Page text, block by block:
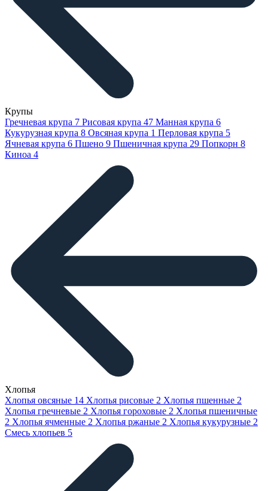
Крупы
Гречневая крупа 7 Рисовая крупа 47 Манная крупа 6
Кукурузная крупа 8 Овсяная крупа 1 Перловая крупа 5
Ячневая крупа 6 Пшено 9 Пшеничная крупа 29 Попкорн 8
Киноа 4
Хлопья
Хлопья овсяные 14 Хлопья рисовые 2 Хлопья пшенные 2
Хлопья гречневые 2 Хлопья гороховые 2 Хлопья пшеничные
2 Хлопья ячменные 2 Хлопья ржаные 2 Хлопья кукурузные 2
Смесь хлопьев 5